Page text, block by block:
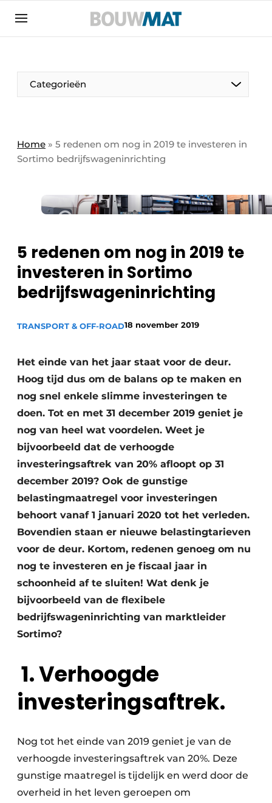
Aanmelden
Bedrijven
Bedrijven
Contact
Evenement aanmelden
Meest gelezen
Podcasts
Privacy / Cookie statement
Vacature aanmelden
Categorieën
Home » 5 redenen om nog in 2019 te investeren in
Sortimo bedrijfswageninrichting
5 redenen om nog in 2019 te
investeren in Sortimo
bedrijfswageninrichting
TRANSPORT & OFF-ROAD18 november 2019
Het einde van het jaar staat voor de deur.
Hoog tijd dus om de balans op te maken en
nog snel enkele slimme investeringen te
doen. Tot en met 31 december 2019 geniet je
nog van heel wat voordelen. Weet je
bijvoorbeeld dat de verhoogde
investeringsaftrek van 20% afloopt op 31
december 2019? Ook de gunstige
belastingmaatregel voor investeringen
behoort vanaf 1 januari 2020 tot het verleden.
Bovendien staan er nieuwe belastingtarieven
voor de deur. Kortom, redenen genoeg om nu
nog te investeren en je fiscaal jaar in
schoonheid af te sluiten! Wat denk je
bijvoorbeeld van de flexibele
bedrijfswageninrichting van marktleider
Sortimo?
1.Verhoogde
investeringsaftrek.
Nog tot het einde van 2019 geniet je van de
verhoogde investeringsaftrek van 20%. Deze
gunstige maatregel is tijdelijk en werd door de
overheid in het leven geroepen om